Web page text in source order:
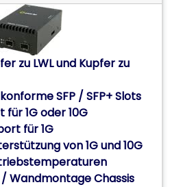
zu LWL und Kupfer zu
SFP / SFP+ Slots
für 1G oder 10G
für 1G
von 1G und 10G
Wandmontage Chassis